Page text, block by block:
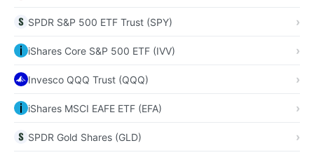
SPDR S&P 500 ETF Trust (SPY)
iShares Core S&P 500 ETF (IVV)
Invesco QQQ Trust (QQQ)
iShares MSCI EAFE ETF (EFA)
SPDR Gold Shares (GLD)